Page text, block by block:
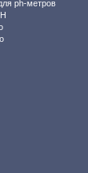
ph-метров